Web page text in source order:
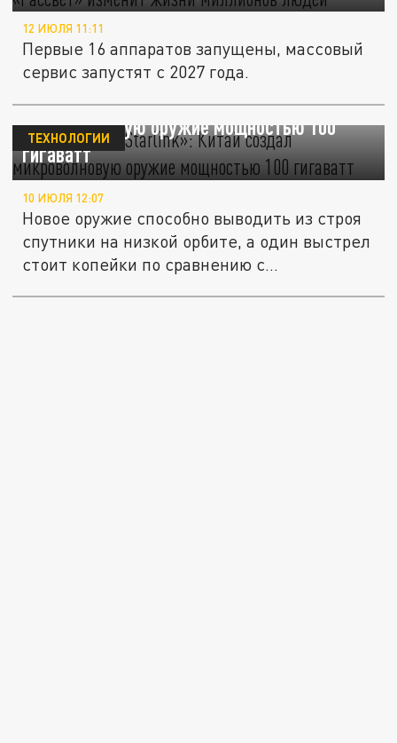
12 ИЮЛЯ 11:11
Первые 16 аппаратов запущены, массовый
сервис запустят с 2027 года.
«Кошмар для Starlink»: Китай создал
микроволновую оружие мощностью 100
гигаватт
ТЕХНОЛОГИИ
10 ИЮЛЯ 12:07
Новое оружие способно выводить из строя
спутники на низкой орбите, а один выстрел
стоит копейки по сравнению с...